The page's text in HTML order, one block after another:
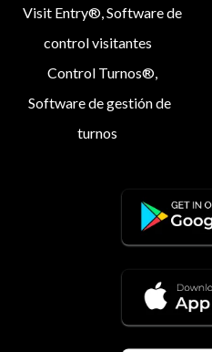
Visit Entry®, Software de
control visitantes
Control Turnos®,
Software de gestión de
turnos